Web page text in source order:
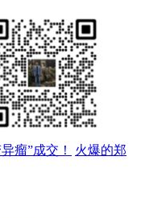
瘤”成交！
火爆的郑